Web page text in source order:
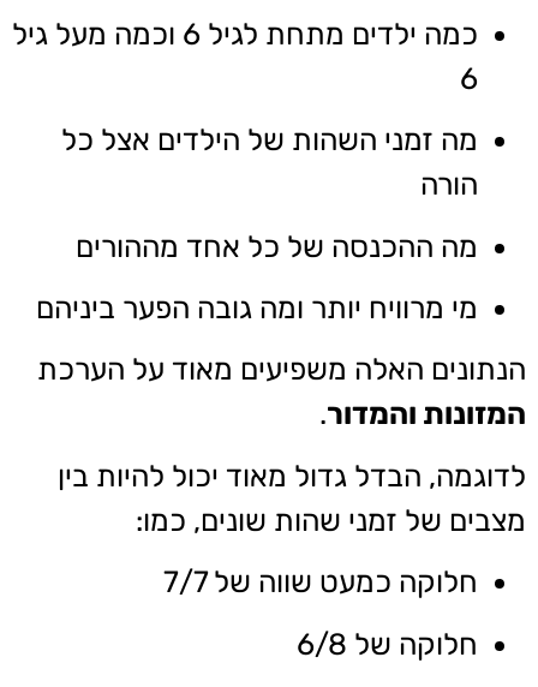
כמה ילדים מתחת לגיל 6 וכמה מעל גיל
6
מה זמני השהות של הילדים אצל כל
הורה
מה ההכנסה של כל אחד מההורים
מי מרוויח יותר ומה גובה הפער ביניהם
הנתונים האלה משפיעים מאוד על הערכת
המזונות והמדור.
לדוגמה, הבדל גדול מאוד יכול להיות בין
מצבים של זמני שהות שונים, כמו:
חלוקה כמעט שווה של 7/7
חלוקה של 6/8